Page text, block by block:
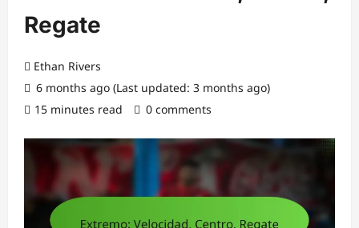
Regate
Ethan Rivers
6 months ago (Last updated: 3 months ago)
15 minutes read
0 comments